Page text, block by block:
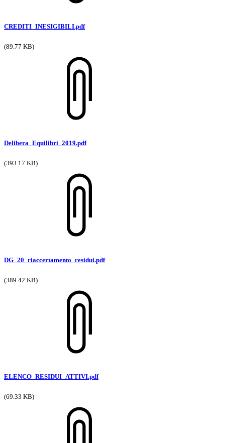
CREDITI_INESIGIBILI.pdf
(89.77 KB)
Delibera_Equilibri_2019.pdf
(393.17 KB)
DG_20_riaccertamento_residui.pdf
(389.42 KB)
ELENCO_RESIDUI_ATTIVI.pdf
(69.33 KB)